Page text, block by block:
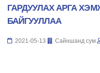
ГАРДУУЛАХ АРГА
БАЙГУУЛЛАА
2021-05-13 Сайншанд сум